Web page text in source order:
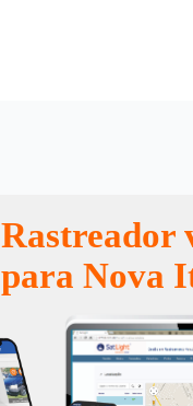
Rastreador
para Nova